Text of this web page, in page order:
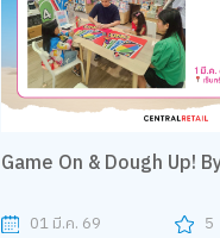
Game On & Dough Up!
01 มี.ค. 69 5